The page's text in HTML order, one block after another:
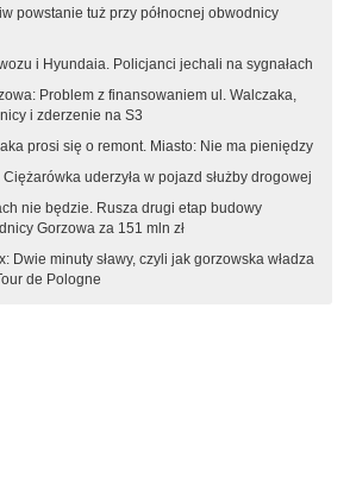
powstanie tuż przy północnej obwodnicy
i Hyundaia. Policjanci jechali na sygnałach
Problem z finansowaniem ul. Walczaka,
i zderzenie na S3
prosi się o remont. Miasto: Nie ma pieniędzy
uderzyła w pojazd służby drogowej
nie będzie. Rusza drugi etap budowy
Gorzowa za 151 mln zł
Dwie minuty sławy, czyli jak gorzowska władza
de Pologne